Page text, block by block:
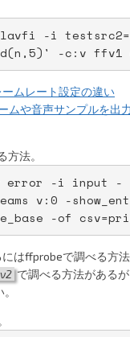
-i
-c:v ffv1
ムレート設定の違い
ムや音声サンプルを出
法。
error -i input -
v:0 -
-of
はffprobeで調べる方法
で調べる方法がある